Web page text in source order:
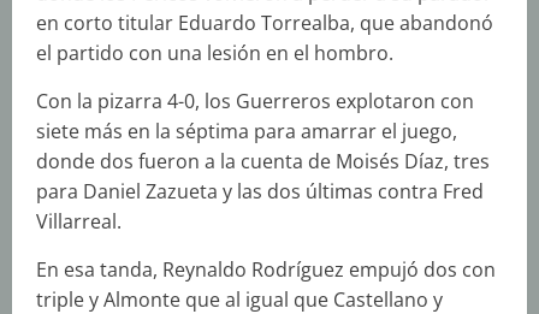
en corto titular Eduardo Torrealba, que abandonó
el partido con una lesión en el hombro.
Con la pizarra 4-0, los Guerreros explotaron con
siete más en la séptima para amarrar el juego,
donde dos fueron a la cuenta de Moisés Díaz, tres
para Daniel Zazueta y las dos últimas contra Fred
Villarreal.
En esa tanda, Reynaldo Rodríguez empujó dos con
triple y Almonte que al igual que Castellano y